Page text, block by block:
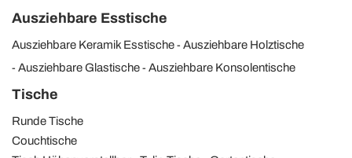
Ausziehbare Esstische
Ausziehbare Keramik Esstische
Ausziehbare Holztische
Ausziehbare Glastische
Ausziehbare Konsolentische
Tische
Runde Tische
Couchtische